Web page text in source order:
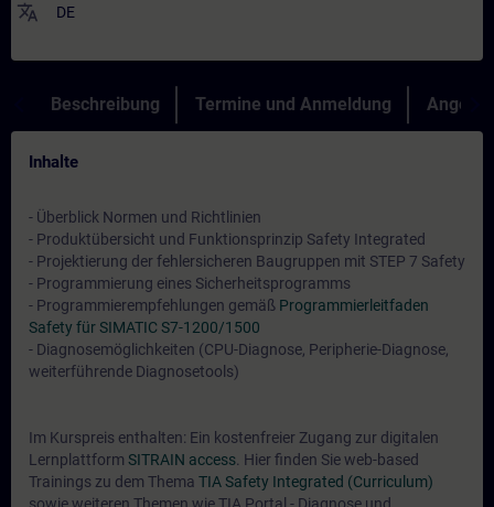
translate DE
Beschreibung Termine und Anmeldung Angebot
Inhalte
- Überblick Normen und Richtlinien
- Produktübersicht und Funktionsprinzip Safety Integrated
- Projektierung der fehlersicheren Baugruppen mit STEP 7 Safety
- Programmierung eines Sicherheitsprogramms
- Programmierempfehlungen gemäß Programmierleitfaden
Safety für SIMATIC S7-1200/1500
- Diagnosemöglichkeiten (CPU-Diagnose, Peripherie-Diagnose,
weiterführende Diagnosetools)
Im Kurspreis enthalten: Ein kostenfreier Zugang zur digitalen
Lernplattform SITRAIN access . Hier finden Sie web-based
Trainings zu dem Thema TIA Safety Integrated (Curriculum)